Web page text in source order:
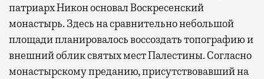
патриарх Никон основал Воскресенский
монастырь. Здесь на сравнительно небольшой
площади планировалось воссоздать топографию и
внешний облик святых мест Палестины. Согласно
монастырскому преданию, присутствовавший на